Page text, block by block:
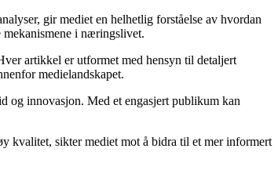
gir mediet en helhetlig forståelse av hvordan
mekanismene i næringslivet.
artikkel er utformet med hensyn til detaljert
medielandskapet.
og innovasjon. Med et engasjert publikum kan
kvalitet, sikter mediet mot å bidra til et mer informert